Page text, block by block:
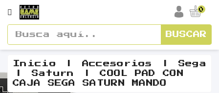
CATEGORÍA
Cajas
Manuales
0
BUSCAR
Inicio Accesorios
Sega
Saturn
COOL PAD CON
CAJA SEGA SATURN MANDO